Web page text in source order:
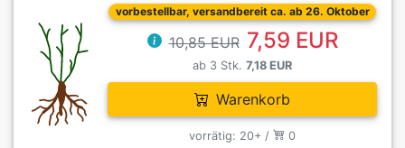
vorbestellbar, versandbereit ca. ab 26. Oktober
10,85 EUR 7,59 EUR
ab 3 Stk. 7,18 EUR
Warenkorb
vorrätig: 20+ / 0